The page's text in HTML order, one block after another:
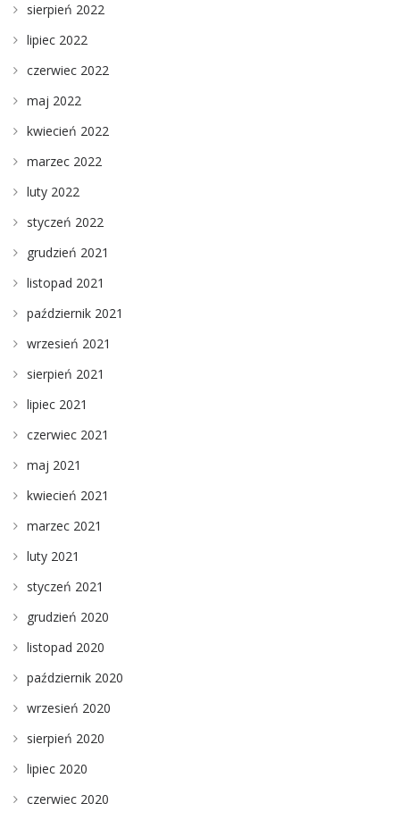
sierpień 2022
lipiec 2022
czerwiec 2022
maj 2022
kwiecień 2022
marzec 2022
luty 2022
styczeń 2022
grudzień 2021
listopad 2021
październik 2021
wrzesień 2021
sierpień 2021
lipiec 2021
czerwiec 2021
maj 2021
kwiecień 2021
marzec 2021
luty 2021
styczeń 2021
grudzień 2020
listopad 2020
październik 2020
wrzesień 2020
sierpień 2020
lipiec 2020
czerwiec 2020